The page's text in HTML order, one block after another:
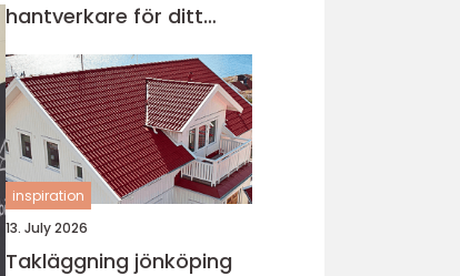
hantverkare för ditt
projekt
inspiration
13. July 2026
Takläggning jönköping